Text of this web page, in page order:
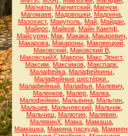
Магнаты, Магнитский, Магнум
Магомаев Мадовошки Мадонна
Мазохист, Маиуполь Май Майдан
Майерс
Майков, Майн Кампф,
Майсурян, Мак, Макака, Макаревич
Макарова Макароны Маковецкий
Маковский, Маковский В,
МаковскийХ Макрон Макс Эрнст,
Максим
Максимов Макспарк
Малафейка, Малафейкины,
Малафейные шестёрки.
Малафейный Малафья Малевич
Маленков Малер Малка
Малофейкин Мальвина Мальгин
Мальцев Мальчевский Мальчик
Мальчиш
Малютин, Малявин,
МалявинХ Мама Мамаша
Мамашка Мамина паскуда Маммен